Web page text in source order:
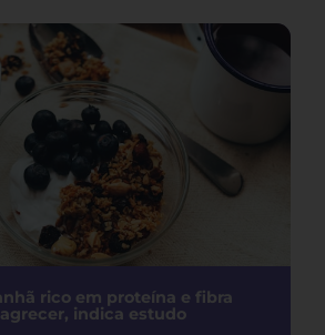
rico em proteína e fibra
indica estudo